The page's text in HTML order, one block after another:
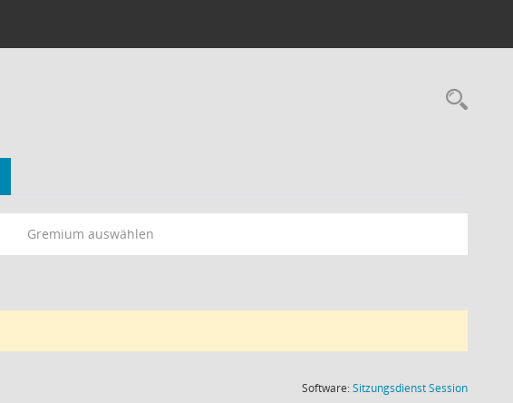
Gremium auswählen
Software:SitzungsdienstSession(Wird in